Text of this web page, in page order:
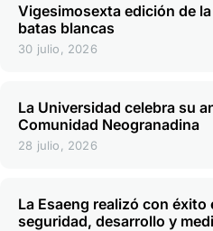
Vigesimosexta edición de
batas blancas
30 julio, 2026
La Universidad celebra su
Comunidad Neogranadina
28 julio, 2026
La Esaeng realizó con
seguridad, desarrollo y